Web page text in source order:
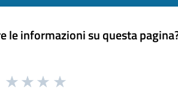
le informazioni su questa